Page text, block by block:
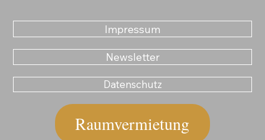
Raumvermietung
Impressum
Newsletter
Datenschutz